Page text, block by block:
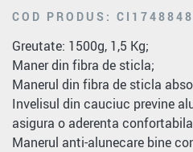
COD PRODUS: CI1748848
Greutate: 1500g, 1,5 Kg;
Maner din fibra de sticla;
Manerul din fibra de sticla
Invelisul din cauciuc previne
asigura o aderenta
Manerul anti-alunecare bine